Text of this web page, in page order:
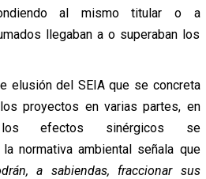
al mismo titular o a
llegaban a o superaban los
elusión del SEIA que se concreta
proyectos en varias partes, en
los efectos sinérgicos se
normativa ambiental señala que
a sabiendas, fraccionar sus